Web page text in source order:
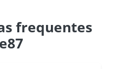
frequentes